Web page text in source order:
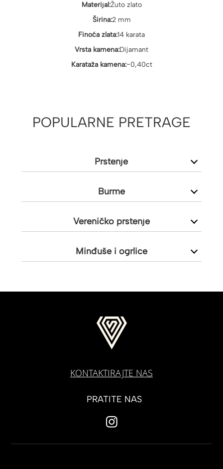
Materijal:Žuto zlato
Širina:2 mm
Finoća zlata:14 karata
Vrsta kamena:Dijamant
Karataža kamena:~0,40ct
POPULARNE PRETRAGE
Prstenje
Burme
Vereničko prstenje
Minđuše i ogrlice
KONTAKTIRAJTE NAS
PRATITE NAS